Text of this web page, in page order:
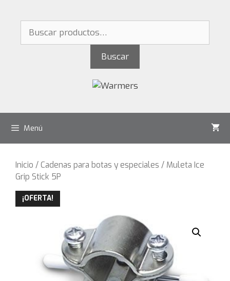
contenido
Buscar
por:
Buscar
Menú
Inicio /Cadenas para botas y especiales / Muleta Ice
Grip Stick 5P
¡OFERTA!